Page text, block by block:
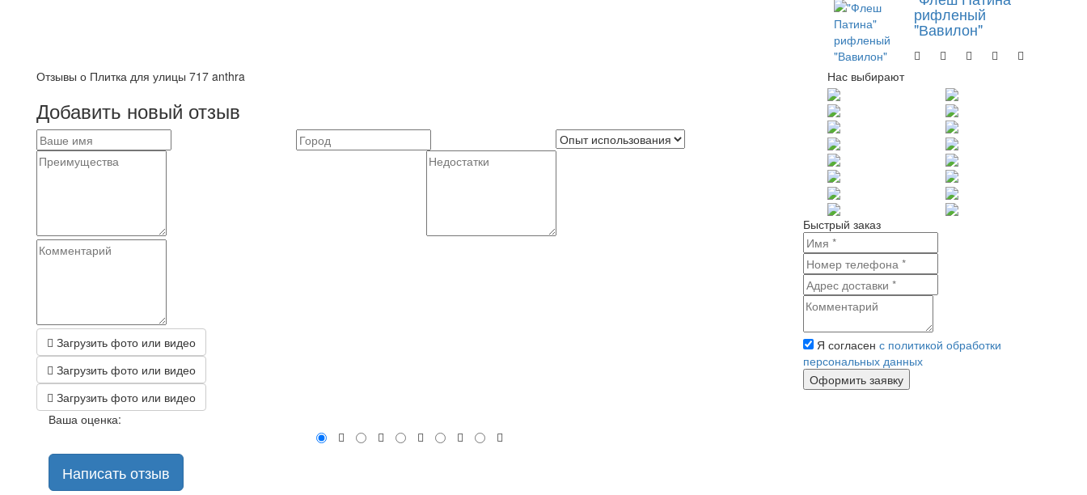
рифленый
"Вавилон"
Отзывы о Плитка для улицы 717 anthra
Добавить новый отзыв
Загрузить фото или видео
Загрузить фото или видео
Загрузить фото или видео
Ваша оценка:
Написать отзыв
Нас выбирают
Быстрый заказ
Я согласен с политикой обработки
персональных данных